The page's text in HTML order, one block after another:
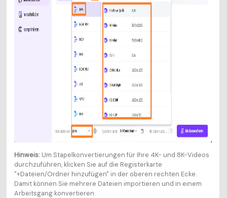
Hinweis:Um Stapelkonvertierungen für Ihre 4K- und 8K-Videos
durchzuführen, klicken Sie auf die Registerkarte
"+Dateien/Ordner hinzufügen" in der oberen rechten Ecke.
Damit können Sie mehrere Dateien importieren und in einem
Arbeitsgang konvertieren.